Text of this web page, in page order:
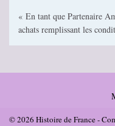
« En tant que Partenaire
achats remplissant les
© 2026 Histoire de France -